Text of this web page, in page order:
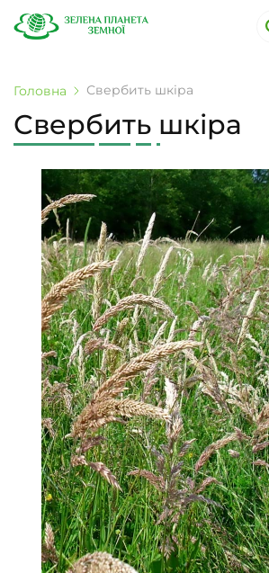
Головна Свербить шкіра
Свербить шкіра